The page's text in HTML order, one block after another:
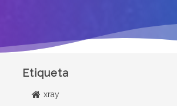
Etiqueta
xray